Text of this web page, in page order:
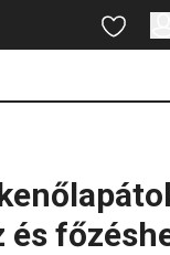
Ugrás a fő
Ugrás a
Ugrás a
és